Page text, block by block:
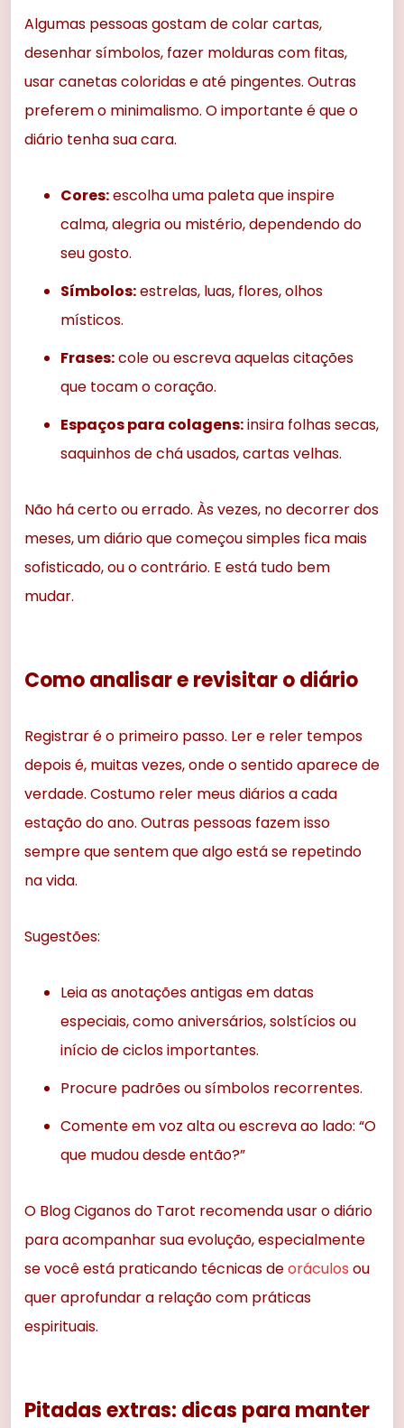
Algumas pessoas gostam de colar cartas,
desenhar símbolos, fazer molduras com fitas,
usar canetas coloridas e até pingentes. Outras
preferem o minimalismo. O importante é que o
diário tenha sua cara.
Cores:escolha uma paleta que inspire
calma, alegria ou mistério, dependendo do
seu gosto.
Símbolos:estrelas, luas, flores, olhos
místicos.
Frases:cole ou escreva aquelas citações
que tocam o coração.
Espaços para colagens:insira folhas secas,
saquinhos de chá usados, cartas velhas.
Não há certo ou errado. Às vezes, no decorrer dos
meses, um diário que começou simples fica mais
sofisticado, ou o contrário. E está tudo bem
mudar.
Como analisar e revisitar o diário
Registrar é o primeiro passo. Ler e reler tempos
depois é, muitas vezes, onde o sentido aparece de
verdade. Costumo reler meus diários a cada
estação do ano. Outras pessoas fazem isso
sempre que sentem que algo está se repetindo
na vida.
Sugestões:
Leia as anotações antigas em datas
especiais, como aniversários, solstícios ou
início de ciclos importantes.
Procure padrões ou símbolos recorrentes.
Comente em voz alta ou escreva ao lado: “O
que mudou desde então?”
O Blog Ciganos do Tarot recomenda usar o diário
para acompanhar sua evolução, especialmente
se você está praticando técnicas deoráculos ou
quer aprofundar a relação com práticas
espirituais.
Pitadas extras: dicas para manter